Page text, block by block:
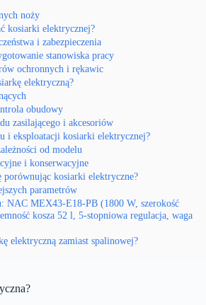
noży
kosiarki elektrycznej?
i zabezpieczenia
stanowiska pracy
ochronnych i rękawic
elektryczną?
obudowy
zasilającego i akcesoriów
i eksploatacji kosiarki elektrycznej?
od modelu
i konserwacyjne
porównując kosiarki elektryczne?
parametrów
NAC MEX43-E18-PB (1800 W, szerokość
kosza 52 l, 5-stopniowa regulacja, waga
elektryczną zamiast spalinowej?